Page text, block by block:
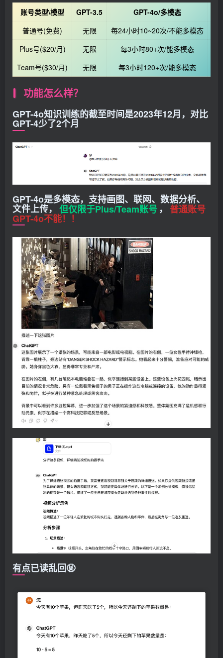
账号类型\模型 GPT-3.5
GPT-4o/多模态
普通号(免费)
无限
每24小时10~20次/不能多模态
Plus号($20/月)
无限 每3小时80+次/能多模态
Team号($30/月)
无限 每3小时120+次/能多模态
功能怎么样？
GPT-4o知识训练的截至时间是2023年12月，对比
GPT-4少了2个月
GPT-4o是多模态，支持画图、联网、数据分析、
文件上传， 但仅限于Plus/Team账号 ， 普通账号
GPT-4o不能！！
有点已读乱回🤬